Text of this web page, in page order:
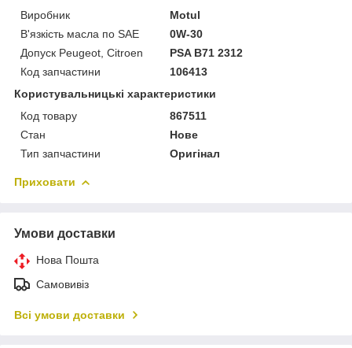
Виробник
Motul
В'язкість масла по SAE
0W-30
Допуск Peugeot, Citroen
PSA B71 2312
Код запчастини
106413
Користувальницькі характеристики
Код товару
867511
Стан
Нове
Тип запчастини
Оригінал
Приховати
Умови доставки
Нова Пошта
Самовивіз
Всі умови доставки